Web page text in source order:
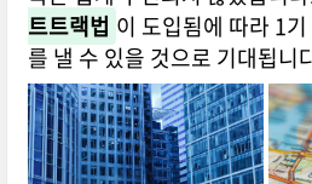
트트랙법 이 도입됨에 따라 1
를 낼 수 있을 것으로 기대됩니